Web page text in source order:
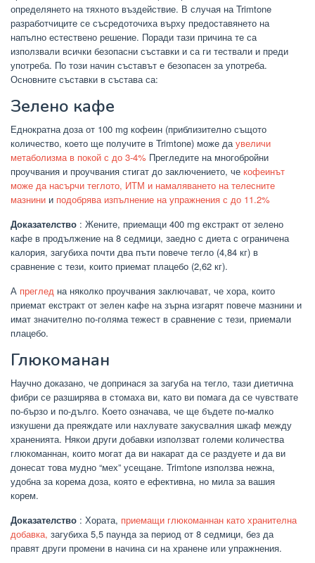
определянето на тяхното въздействие. В случая наTrimtone
разработчиците се съсредоточиха върху предоставянето на
напълно естествено решение. Поради тази причина те са
използвали всички безопасни съставки и са ги тествали и преди
употреба. По този начин съставът е безопасен за употреба.
Основните съставки в състава са:
Зелено кафе
Еднократна доза от 100 mg кофеин (приблизително същото
количество, което ще получите в Trimtone) може даувеличи
метаболизма в покой с до 3-4% Прегледите на многобройни
проучвания и проучвания стигат до заключението, че кофеинът
може да насърчи теглото, ИТМ и намаляването на телесните
мазнини и подобрява изпълнение на упражнения с до 11.2%
Доказателство : Жените, приемащи 400 mg екстракт от зелено
кафе в продължение на 8 седмици, заедно с диета с ограничена
калория, загубиха почти два пъти повече тегло (4,84 кг) в
сравнение с тези, които приемат плацебо (2,62 кг).
А преглед на няколко проучвания заключават, че хора, които
приемат екстракт от зелен кафе на зърна изгарят повече мазнини и
имат значително по-голяма тежест в сравнение с тези, приемали
плацебо.
Глюкоманан
Научно доказано, че допринася за загуба на тегло, тази диетична
фибри се разширява в стомаха ви, като ви помага да се чувствате
по-бързо и по-дълго. Което означава, че ще бъдете по-малко
изкушени да преяждате или нахлувате закусвалния шкаф между
храненията. Някои други добавки използват големи количества
глюкоманнан, които могат да ви накарат да се раздуете и да ви
донесат това мудно “мех” усещане. Trimtone използва нежна,
удобна за корема доза, която е ефективна, но мила за вашия
корем.
Доказателство : Хората, приемащи глюкоманнан като хранителна
добавка, загубиха 5,5 паунда за период от 8 седмици, без да
правят други промени в начина си на хранене или упражнения.